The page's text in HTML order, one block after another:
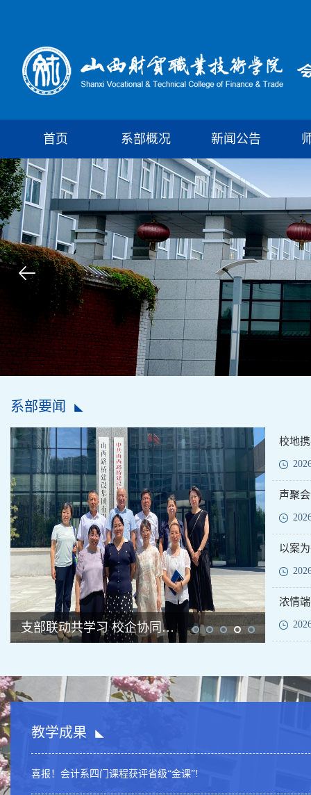
首页 系部概况 新闻公告
系部要闻
支部联动共学习 校企协同研方案
声聚
教学成果
喜报！会计系四门课程获评省级“金课”!